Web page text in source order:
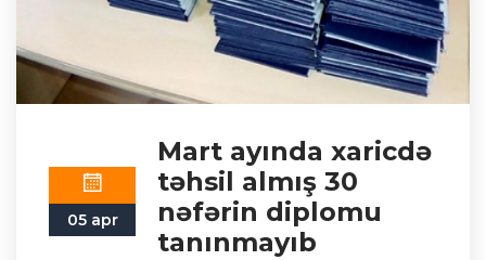
05 apr
Mart ayında xaricdə
təhsil almış 30
nəfərin diplomu
tanınmayıb